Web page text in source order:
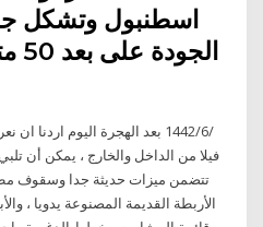
اسطنبول وتشكل
فيلا من الداخل والخارج ، يمكن أن
تتضمن ميزات حديثة جدا وسقوف
الأربطة القديمة المصنوعة يدويا ،